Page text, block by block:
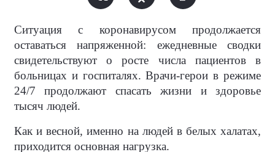
Ситуация с коронавирусом продолжается
оставаться напряженной: ежедневные сводки
свидетельствуют о росте числа пациентов в
больницах и госпиталях. Врачи-герои в режиме
24/7 продолжают спасать жизни и здоровье
тысяч людей.
Как и весной, именно на людей в белых халатах,
приходится основная нагрузка.